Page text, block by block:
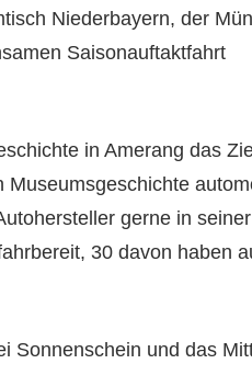
Niederbayern, der
Saisonauftaktfahrt
in Amerang das
gerne in
30 davon haben
Sonnenschein und das